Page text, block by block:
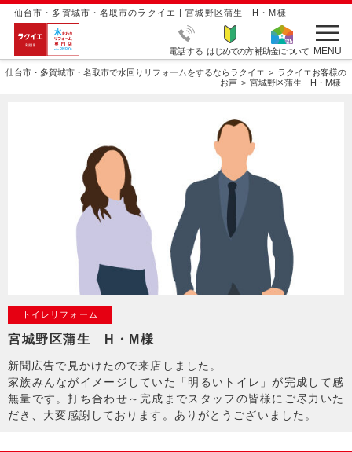
仙台市・多賀城市・名取市のラクイエ | 宮城野区蒲生 H・M様
電話する はじめての方補助金について MENU
仙台市・多賀城市・名取市で水回りリフォームをするならラクイエ
ラクイエお客様の
お声
宮城野区蒲生 H・M様
トイレリフォーム
宮城野区蒲生 H・M様
新聞広告で見かけたので来店しました。
家族みんながイメージしていた「明るいトイレ」が完成して感
無量です。打ち合わせ～完成までスタッフの皆様にご尽力いた
だき、大変感謝しております。ありがとうございました。